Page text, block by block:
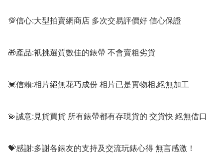
💯信心:大型拍賣網商店 多次交易評價好 信心保證
🎁產品:衹挑選質數佳的錶帶 不會賣粗劣貨
💓信賴:相片絕無花巧成份 相片已是實物相,絕無加工
💫誠意:見貨買貨 所有錶帶都有存現貨的 交貨快 絕無借口
💝感謝:多謝各錶友的支持及交流玩錶心得 無言感激！